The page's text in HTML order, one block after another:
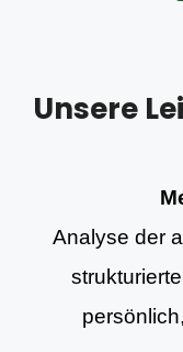
Unsere
Analyse der